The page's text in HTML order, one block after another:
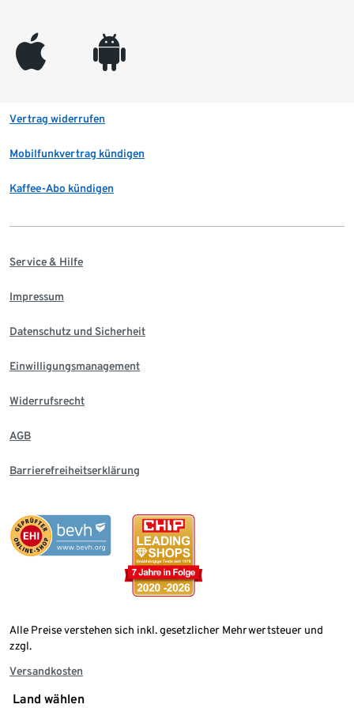
appleinc android
Vertrag widerrufen
Mobilfunkvertrag kündigen
Kaffee-Abo kündigen
Service & Hilfe
Impressum
Datenschutz und Sicherheit
Einwilligungsmanagement
Widerrufsrecht
AGB
Barrierefreiheitserklärung
Alle Preise verstehen sich inkl. gesetzlicher Mehrwertsteuer und
zzgl.
Versandkosten
Land wählen